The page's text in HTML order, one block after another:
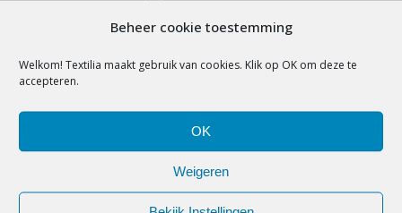
Beheer cookie toestemming
Welkom! Textilia maakt gebruik van cookies. Klik op OK om deze te
accepteren.
OK
Weigeren
verkiezingsprogramma’s expliciet te kiezen voor
gerichte investeringen in sterke, bereikbare en
aantrekkelijke winkelgebieden.